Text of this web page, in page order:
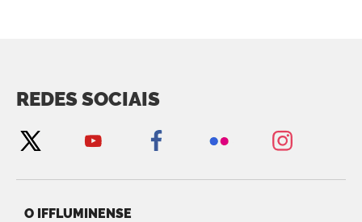
REDES SOCIAIS
O IFFLUMINENSE